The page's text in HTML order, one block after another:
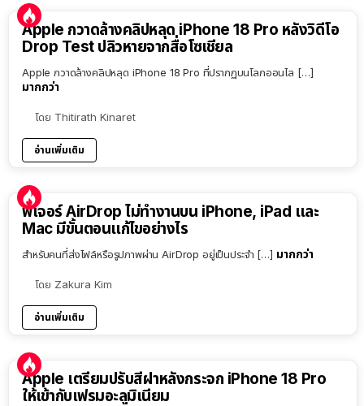
Apple กวาดล้างคลิปหลุด iPhone 18 Pro หลังวิดีโอ
Drop Test ปลิวหายจากสื่อโซเชียล
Apple กวาดล้างคลิปหลุด iPhone 18 Pro ที่ปรากฏบนโลกออนไล […]
มากกว่า
โดย Thitirath Kinaret
อ่านเพิ่มเติม
ฟีเจอร์ AirDrop ไม่ทำงานบน iPhone, iPad และ
Mac มีขั้นตอนแก้ไขอย่างไร
สำหรับคนที่ส่งไฟล์หรือรูปภาพผ่าน AirDrop อยู่เป็นประจำ […] มากกว่า
โดย Zakura Kim
อ่านเพิ่มเติม
Apple เตรียมปรับสีฝาหลังกระจก iPhone 18 Pro
ให้เข้ากับเฟรมอะลูมิเนียม